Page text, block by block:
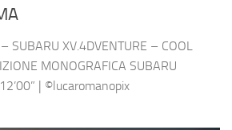
SUBARU XV.4DVENTURE – COOL
MONOGRAFICA SUBARU
| ©lucaromanopix